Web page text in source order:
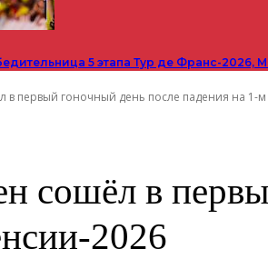
5 этапа Тур де Франс-2026,
в первый гоночный день после падения на 1-м
сошёл в
2026